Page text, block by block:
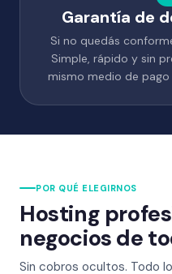
Garantía de
Si no quedás
Simple, rápido y sin
mismo medio de
POR QUÉ ELEGIRNOS
Hosting
negocios de
Sin cobros ocultos. Todo